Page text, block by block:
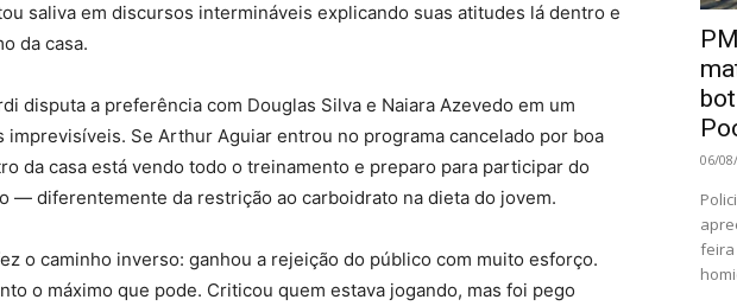
saliva em discursos intermináveis explicando suas atitudes lá dentro e
da casa.
disputa a preferência com Douglas Silva e Naiara Azevedo em um
imprevisíveis. Se Arthur Aguiar entrou no programa cancelado por boa
da casa está vendo todo o treinamento e preparo para participar do
— diferentemente da restrição ao carboidrato na dieta do jovem.
o caminho inverso: ganhou a rejeição do público com muito esforço.
o máximo que pode. Criticou quem estava jogando, mas foi pego
06/
feira